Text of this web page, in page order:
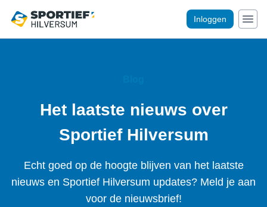
Inloggen
Het laatste nieuws over
Sportief Hilversum
Echt goed op de hoogte blijven van het laatste
nieuws en Sportief Hilversum updates? Meld je aan
voor de nieuwsbrief!